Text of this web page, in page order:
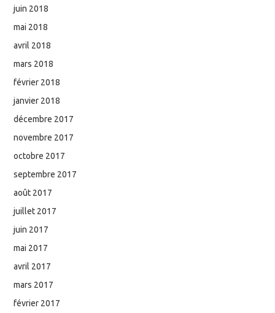
juin 2018
mai 2018
avril 2018
mars 2018
février 2018
janvier 2018
décembre 2017
novembre 2017
octobre 2017
septembre 2017
août 2017
juillet 2017
juin 2017
mai 2017
avril 2017
mars 2017
février 2017